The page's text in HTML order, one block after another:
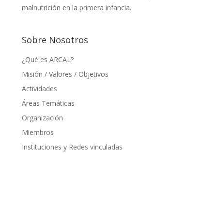
malnutrición en la primera infancia.
Sobre Nosotros
¿Qué es ARCAL?
Misión / Valores / Objetivos
Actividades
Áreas Temáticas
Organización
Miembros
Instituciones y Redes vinculadas